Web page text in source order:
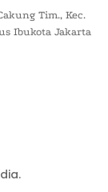
Tim., Kec.
Ibukota Jakarta